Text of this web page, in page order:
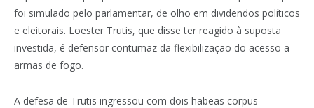
foi simulado pelo parlamentar, de olho em dividendos políticos
e eleitorais. Loester Trutis, que disse ter reagido à suposta
investida, é defensor contumaz da flexibilização do acesso a
armas de fogo.
A defesa de Trutis ingressou com dois habeas corpus